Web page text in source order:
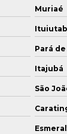
confirmatória
de água
ambiental
multiníveis
Muriaé
Pará
Itajubá
São